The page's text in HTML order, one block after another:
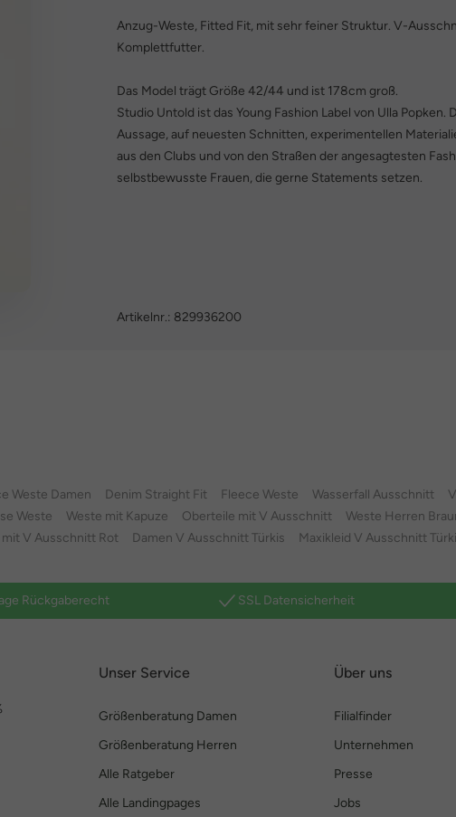
Anzug-Weste, Fitted Fit, mit sehr feiner Struktur. V-
Komplettfutter.
Das Model trägt Größe 42/44 und ist 178cm groß.
Studio Untold ist das Young Fashion Label von Ulla
Aussage, auf neuesten Schnitten, experimentellen
aus den Clubs und von den Straßen der angesagtesten
selbstbewusste Frauen, die gerne Statements setzen.
Artikelnr.: 829936200
Weste Damen Denim Straight Fit Fleece Weste Wasserfall Ausschnitt
Weste
Weste mit Kapuze Oberteile mit V Ausschnitt Weste Herren
mit V Ausschnitt Rot
Damen V Ausschnitt Türkis Maxikleid V Ausschnitt
Rückgaberecht SSL Datensicherheit
Unser Service
Größenberatung Damen
Größenberatung Herren
Alle Ratgeber
Alle Landingpages
Über uns
Filialfinder
Unternehmen
Presse
Jobs